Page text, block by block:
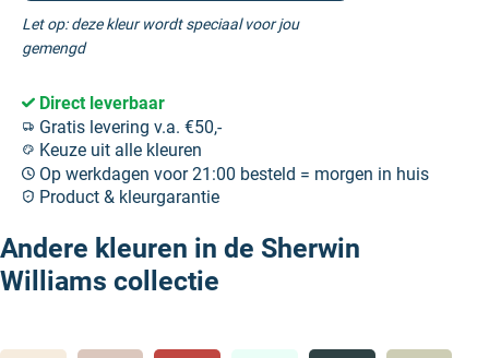
Let op: deze kleur wordt speciaal voor jou
gemengd
Direct leverbaar
Gratis levering v.a. €50,-
Keuze uit alle kleuren
Op werkdagen voor 21:00 besteld = morgen in huis
Product & kleurgarantie
Andere kleuren in de Sherwin
Williams collectie